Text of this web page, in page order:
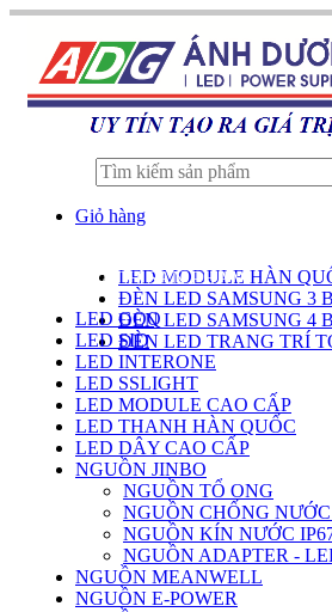
Giỏ hàng
LED MODULE HÀN
ĐÈN LED SAMSUNG 3
ĐÈN LED SAMSUNG 4
ĐÈN LED TRANG TRÍ
DANH SÁCH SẢN PHẨM
LED GOQ
LED SID
LED INTERONE
LED SSLIGHT
LED MODULE CAO CẤP
LED THANH HÀN QUỐC
LED DÂY CAO CẤP
NGUỒN JINBO
NGUỒN TỔ ONG
NGUỒN CHỐNG
NGUỒN KÍN NƯỚC
NGUỒN ADAPTER -
NGUỒN MEANWELL
NGUỒN E-POWER